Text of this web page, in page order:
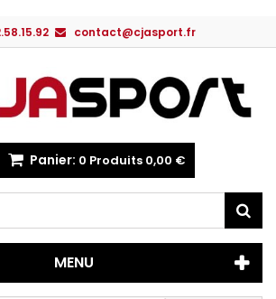
contact@cjasport.fr
Panier: 0 Produits 0,00 €
MENU